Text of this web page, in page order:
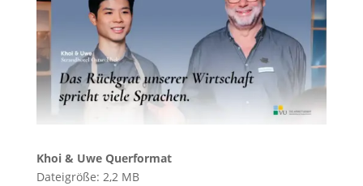
Khoi & Uwe Querformat
Dateigröße: 2,2 MB